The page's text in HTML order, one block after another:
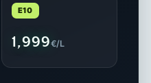
E10
1,999€/L